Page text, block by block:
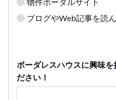
ブログやWeb記事を読
ボーダレスハウスに興味を
ださい！